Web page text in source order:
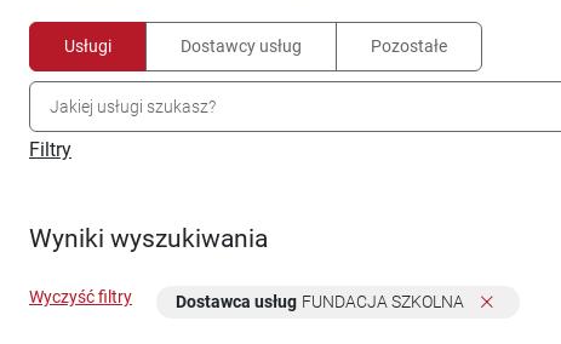
Usługi Dostawcy usług Pozostałe
Filtry
Wyniki wyszukiwania
Wyczyść filtry Dostawca usług FUNDACJA SZKOLNA